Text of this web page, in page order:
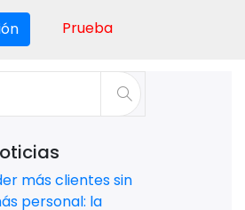
Prueba
más clientes sin
personal: la